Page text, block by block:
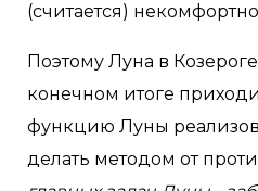
(считается)
Поэтому Луна в
конечном итоге
функцию Луны
делать методом от